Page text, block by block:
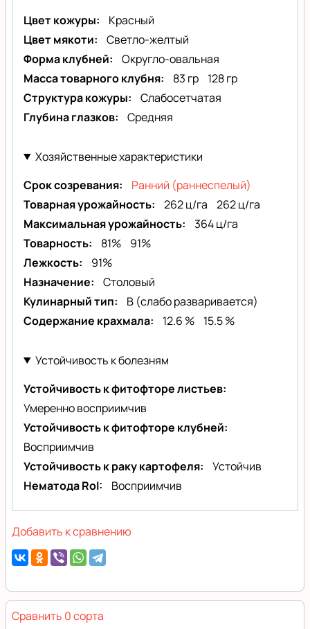
Цвет кожуры
Красный
Цвет мякоти
Светло-желтый
Форма клубней
Округло-овальная
Масса товарного клубня
83 гр
128 гр
Структура кожуры
Слабосетчатая
Глубина глазков
Средняя
Хозяйственные характеристики
Срок созревания
Ранний (раннеспелый)
Товарная урожайность
262 ц/га
262 ц/га
Максимальная урожайность
364 ц/га
Товарность
81%
91%
Лежкость
91%
Назначение
Столовый
Кулинарный тип
B (слабо разваривается)
Содержание крахмала
12.6 % 15.5 %
Устойчивость к болезням
Устойчивость к фитофторе листьев
Умеренно восприимчив
Устойчивость к фитофторе клубней
Восприимчив
Устойчивость к раку картофеля
Устойчив
Нематода RoI
Восприимчив
Добавить к сравнению
Сравнить 0 сорта